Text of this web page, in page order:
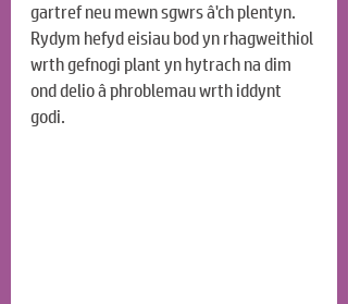
gartref neu mewn sgwrs â'ch plentyn.
Rydym hefyd eisiau bod yn rhagweithiol
wrth gefnogi plant yn hytrach na dim
ond delio â phroblemau wrth iddynt
godi.